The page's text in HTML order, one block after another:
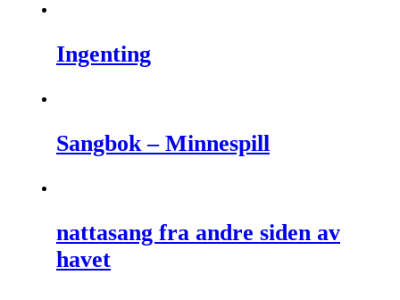
Ingenting
Sangbok – Minnespill
nattasang fra andre siden av
havet